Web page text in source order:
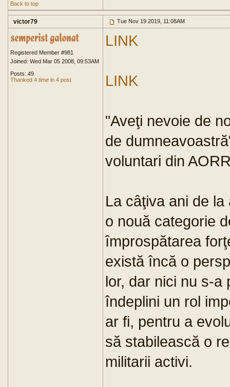
Back to top
victor79 Tue Nov 19 2019, 11:08AM
Registered Member #981
Joined: Wed Mar 05 2008, 09:53AM
Posts: 49
Thanked 4 time in 4 post
LINK
LINK
"Aveţi nevoie de
de
voluntari din
La câţiva ani de
o nouă categorie
împrospătarea
există încă o
lor, dar nici nu s-a
îndeplini un rol
ar fi, pentru a
să stabilească o
militarii activi.